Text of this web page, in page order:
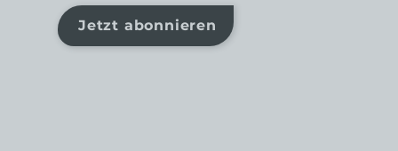
Jetzt abonnieren